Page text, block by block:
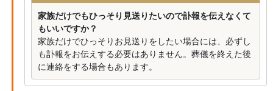
家族だけでもひっそり見送りたいので訃報を伝えなくて
もいいですか？
家族だけでひっそりお見送りをしたい場合には、必ずし
も訃報をお伝えする必要はありません。葬儀を終えた後
に連絡をする場合もあります。